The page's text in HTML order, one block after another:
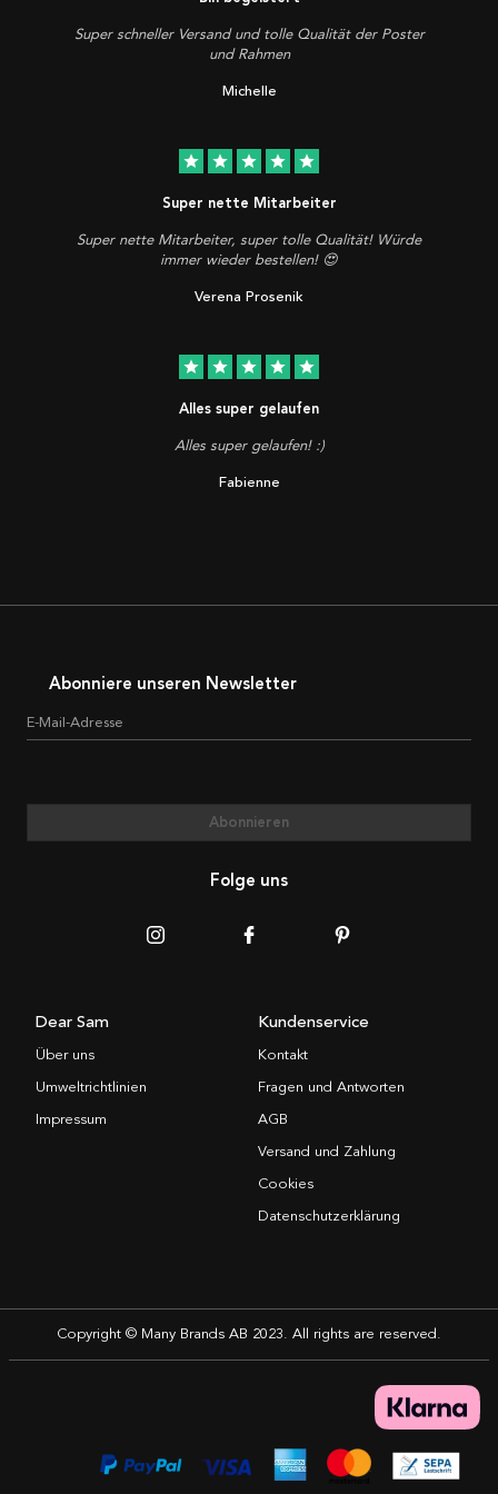
Super schneller Versand und tolle Qualität der Poster
und Rahmen
Michelle
star star star star star
Super nette Mitarbeiter
Super nette Mitarbeiter, super tolle Qualität! Würde
immer wieder bestellen! 😍
Verena Prosenik
star star star star star
Alles super gelaufen
Alles super gelaufen! :)
Fabienne
Abonniere unseren Newsletter
E-Mail-Adresse
Abonnieren
Folge uns
Dear Sam
Über uns
Umweltrichtlinien
Impressum
Kundenservice
Kontakt
Fragen und Antworten
AGB
Versand und Zahlung
Cookies
Datenschutzerklärung
Copyright © Many Brands AB 2023. All rights are reserved.